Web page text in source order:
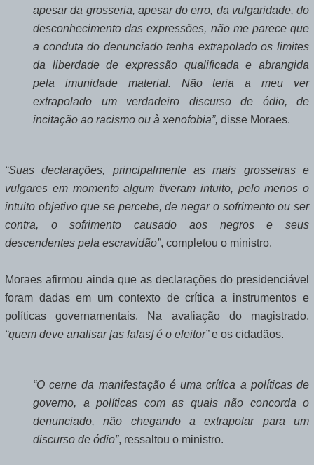
apesar da grosseria, apesar do erro, da vulgaridade, do
desconhecimento das expressões, não me parece que
a conduta do denunciado tenha extrapolado os limites
da liberdade de expressão qualificada e abrangida
pela imunidade material. Não teria a meu ver
extrapolado um verdadeiro discurso de ódio, de
incitação ao racismo ou à xenofobia”, disse Moraes.
“Suas declarações, principalmente as mais grosseiras e
vulgares em momento algum tiveram intuito, pelo menos o
intuito objetivo que se percebe, de negar o sofrimento ou ser
contra, o sofrimento causado aos negros e seus
descendentes pela escravidão”, completou o ministro.
Moraes afirmou ainda que as declarações do presidenciável
foram dadas em um contexto de crítica a instrumentos e
políticas governamentais. Na avaliação do magistrado,
“quem deve analisar [as falas] é o eleitor”e os cidadãos.
“O cerne da manifestação é uma crítica a políticas de
governo, a políticas com as quais não concorda o
denunciado, não chegando a extrapolar para um
discurso de ódio”, ressaltou o ministro.